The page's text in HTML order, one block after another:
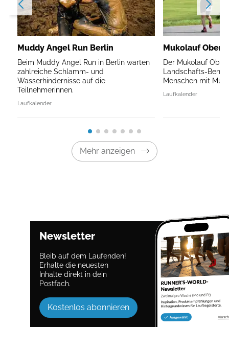
Muddy Angel Run Berlin
Beim Muddy Angel Run in Berlin warten
zahlreiche Schlamm- und
Wasserhindernisse auf die
Teilnehmerinnen.
Laufkalender
Mukolauf
Der Mukolauf
Landschafts-
Menschen mit
Laufkalender
Mehr anzeigen
Newsletter
Bleib auf dem Laufenden!
Erhalte die neuesten
Inhalte direkt in dein
Postfach.
Kostenlos abonnieren